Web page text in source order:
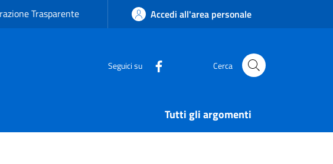
Trasparente Accedi all'area personale
Seguici su Cerca
Tutti gli argomenti